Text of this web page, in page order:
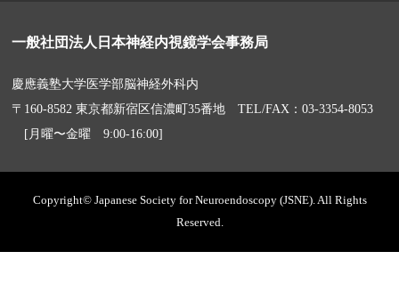
一般社団法人日本神経内視鏡学会事務局
慶應義塾大学医学部脳神経外科内
〒160-8582 東京都新宿区信濃町35番地 TEL/FAX：03-3354-8053
[月曜〜金曜 9:00-16:00]
Copyright© Japanese Society for Neuroendoscopy (JSNE). All Rights
Reserved.